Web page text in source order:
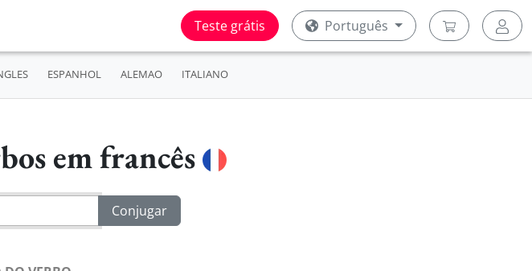
Teste grátis Português
ESPANHOL ALEMAO ITALIANO
em francês